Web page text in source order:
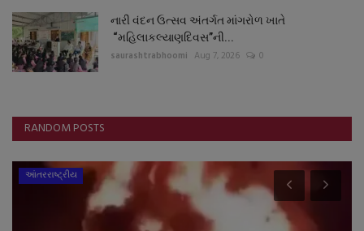
નારી વંદન ઉત્સવ અંતર્ગત માંગરોળ ખાતે
“મહિલાકલ્યાણદિવસ”ની...
saurashtrabhoomi Aug 7, 2026 0
RANDOM POSTS
આંતરરાષ્ટ્રીય